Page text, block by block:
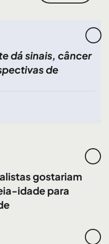
dá sinais, câncer
de
gostariam
idade para